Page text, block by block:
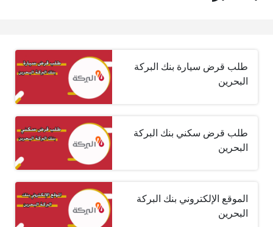
طلب قرض سيارة بنك البركة
البحرين
طلب قرض سكني بنك البركة
البحرين
الموقع الإلكتروني بنك البركة
البحرين